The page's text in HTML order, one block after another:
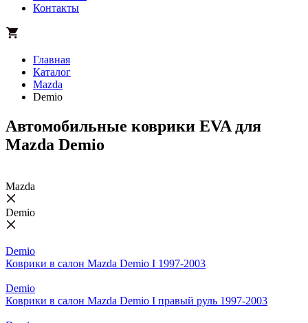
Контакты
Главная
Каталог
Mazda
Demio
Автомобильные коврики EVA для
Mazda Demio
Mazda
Demio
Demio
Коврики в салон Mazda Demio I 1997-2003
Demio
Коврики в салон Mazda Demio I правый руль 1997-2003